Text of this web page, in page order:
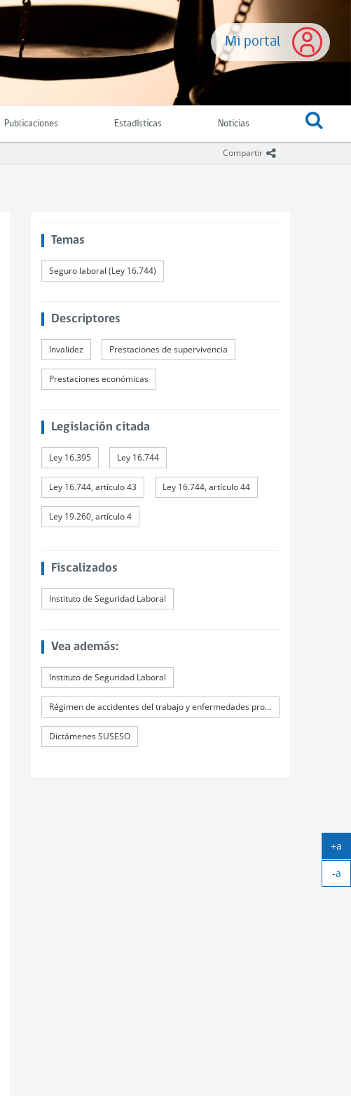
Mi portal
Publicaciones Estadísticas Noticias
Compartir icono compartir
Temas
Seguro laboral (Ley 16.744)
Descriptores
Invalidez Prestaciones de supervivencia
Prestaciones económicas
Legislación citada
Ley 16.395 Ley 16.744
Ley 16.744, artículo 43 Ley 16.744, artículo 44
Ley 19.260, artículo 4
Fiscalizados
Instituto de Seguridad Laboral
Vea además:
Instituto de Seguridad Laboral
Régimen de accidentes del trabajo y enfermedades profesionales
Dictámenes SUSESO
+a
-a